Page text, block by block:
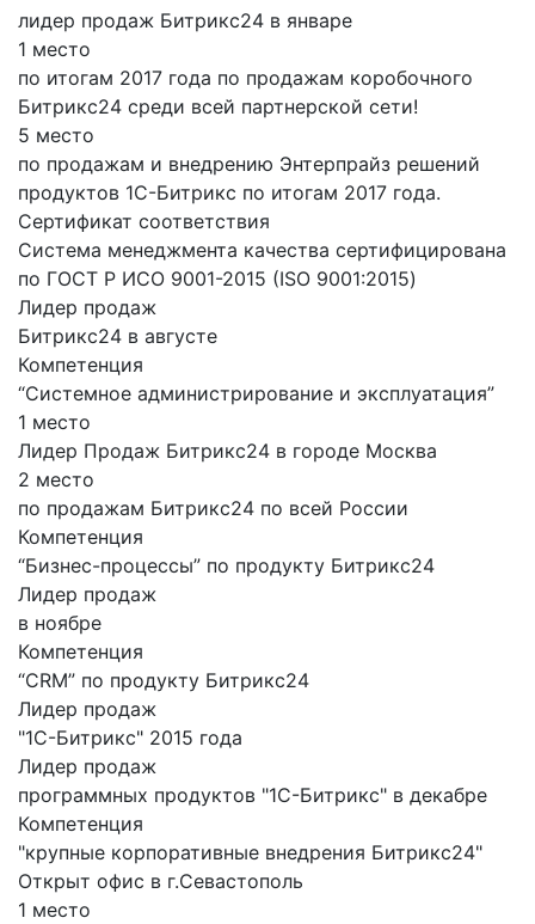
лидер продаж Битрикс24 в январе
1 место
по итогам 2017 года по продажам коробочного
Битрикс24 среди всей партнерской сети!
5 место
по продажам и внедрению Энтерпрайз решений
продуктов 1С-Битрикс по итогам 2017 года.
Сертификат соответствия
Система менеджмента качества сертифицирована
по ГОСТ Р ИСО 9001-2015 (ISO 9001:2015)
Лидер продаж
Битрикс24 в августе
Компетенция
“Системное администрирование и эксплуатация”
1 место
Лидер Продаж Битрикс24 в городе Москва
2 место
по продажам Битрикс24 по всей России
Компетенция
“Бизнес-процессы” по продукту Битрикс24
Лидер продаж
в ноябре
Компетенция
“CRM” по продукту Битрикс24
Лидер продаж
"1С-Битрикс" 2015 года
Лидер продаж
программных продуктов "1С-Битрикс" в декабре
Компетенция
"крупные корпоративные внедрения Битрикс24"
Открыт офис в г.Севастополь
1 место